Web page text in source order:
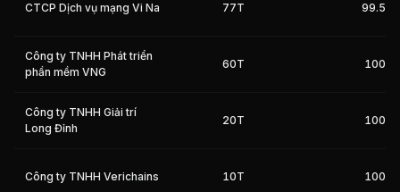
CTCP Dịch vụ mạng Vi Na 77T 99.5%
Công ty TNHH Phát triển
phần mềm VNG
60T 100%
Công ty TNHH Giải trí
Long Đỉnh
20T 100%
Công ty TNHH Verichains 10T 100%